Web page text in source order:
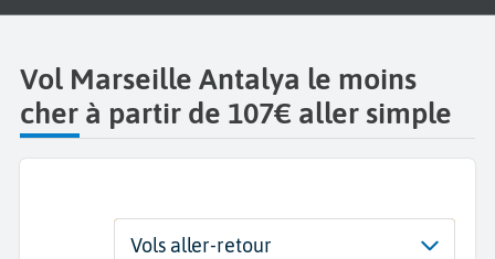
Vol Marseille Antalya le moins
cher à partir de 107€ aller simple
Départ
Dates
Voyageurs | Classe
Vols aller-retour